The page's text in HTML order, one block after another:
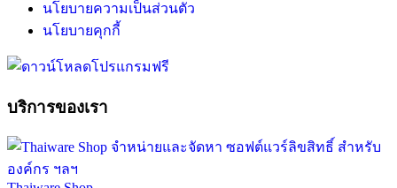
นโยบายความเป็นส่วนตัว
นโยบายคุกกี้
บริการของเรา